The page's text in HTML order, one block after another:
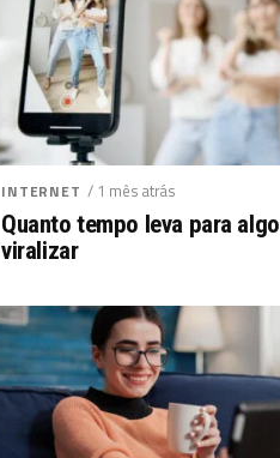
INTERNET / 1 mês atrás
Quanto tempo leva para algo
viralizar